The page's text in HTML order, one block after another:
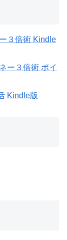
３倍術 Kindle
ー３倍術 ポイ
Kindle版